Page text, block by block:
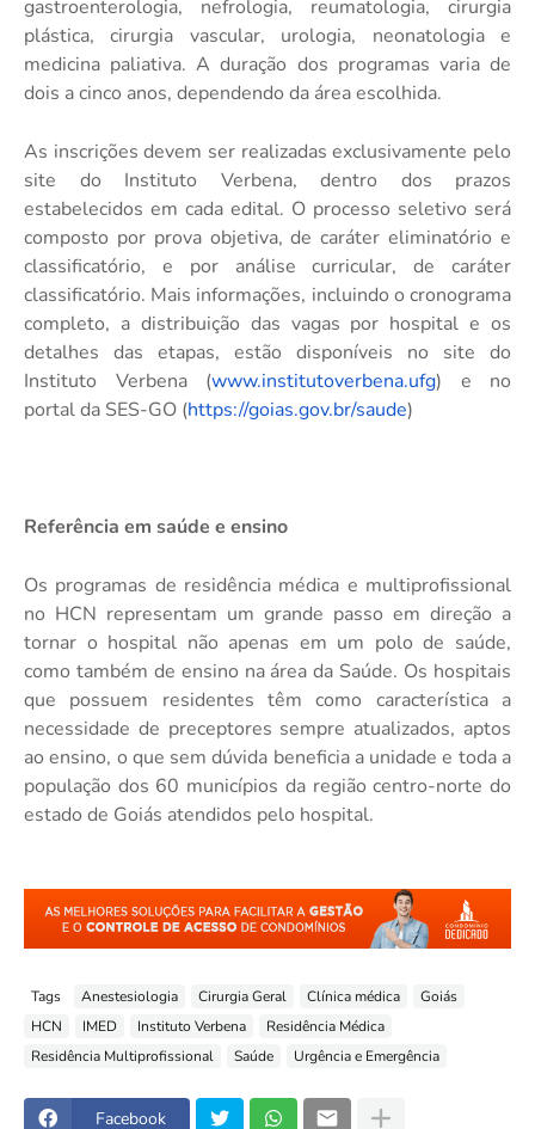
gastroenterologia, nefrologia, reumatologia, cirurgia
plástica, cirurgia vascular, urologia, neonatologia e
medicina paliativa. A duração dos programas varia de
dois a cinco anos, dependendo da área escolhida.
As inscrições devem ser realizadas exclusivamente pelo
site do Instituto Verbena, dentro dos prazos
estabelecidos em cada edital. O processo seletivo será
composto por prova objetiva, de caráter eliminatório e
classificatório, e por análise curricular, de caráter
classificatório. Mais informações, incluindo o cronograma
completo, a distribuição das vagas por hospital e os
detalhes das etapas, estão disponíveis no site do
Instituto Verbena (www.institutoverbena.ufg) e no
portal da SES-GO (https://goias.gov.br/saude)
Referência em saúde e ensino
Os programas de residência médica e multiprofissional
no HCN representam um grande passo em direção a
tornar o hospital não apenas em um polo de saúde,
como também de ensino na área da Saúde. Os hospitais
que possuem residentes têm como característica a
necessidade de preceptores sempre atualizados, aptos
ao ensino, o que sem dúvida beneficia a unidade e toda a
população dos 60 municípios da região centro-norte do
estado de Goiás atendidos pelo hospital.
Tags Anestesiologia Cirurgia Geral Clínica médica
Goiás
HCN
IMED Instituto Verbena
Residência Médica
Residência Multiprofissional
Saúde Urgência e Emergência
Facebook